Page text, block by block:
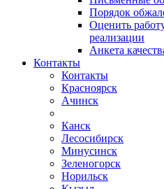
Порядок
Оценить
реализации
Анкета
Контакты
Контакты
Красноярск
Ачинск
Канск
Лесосибирск
Минусинск
Зеленогорск
Норильск